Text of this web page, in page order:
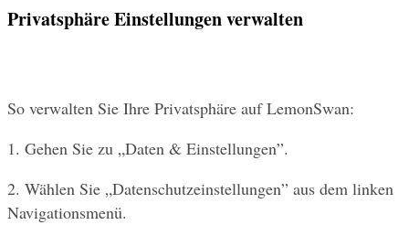
Privatsphäre Einstellungen verwalten
So verwalten Sie Ihre Privatsphäre auf LemonSwan:
1. Gehen Sie zu „Daten & Einstellungen”.
2. Wählen Sie „Datenschutzeinstellungen” aus dem linken
Navigationsmenü.